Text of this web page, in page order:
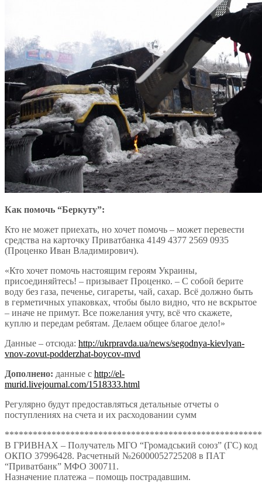
Как помочь “Беркуту”:
Кто не может приехать, но хочет помочь – может перевести
средства на карточку Приватбанка 4149 4377 2569 0935
(Проценко Иван Владимирович).
«Кто хочет помочь настоящим героям Украины,
присоединяйтесь! – призывает Проценко. – С собой берите
воду без газа, печенье, сигареты, чай, сахар. Всё должно быть
в герметичных упаковках, чтобы было видно, что не вскрытое
– иначе не примут. Все пожелания учту, всё что скажете,
куплю и передам ребятам. Делаем общее благое дело!»
Данные – отсюда: http://ukrpravda.ua/news/segodnya-kievlyan-
vnov-zovut-podderzhat-boycov-mvd
Дополнено: данные с http://el-
murid.livejournal.com/1518333.html
Регулярно будут предоставляться детальные отчеты о
поступлениях на счета и их расходовании сумм
В ГРИВНАХ – Получатель МГО “Громадський союз” (ГС) код
ОКПО 37996428. Расчетный №26000052725208 в ПАТ
“Приватбанк” МФО 300711.
Назначение платежа – помощь пострадавшим.